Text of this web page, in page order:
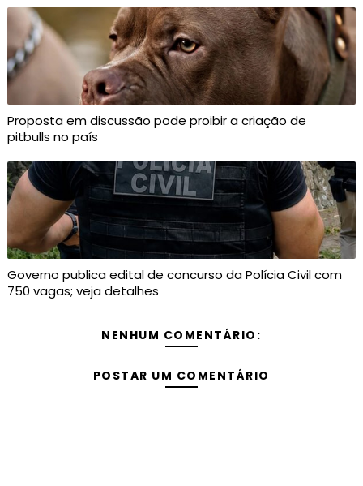
Proposta em discussão pode proibir a criação de
pitbulls no país
Governo publica edital de concurso da Polícia Civil com
750 vagas; veja detalhes
NENHUM COMENTÁRIO:
POSTAR UM COMENTÁRIO